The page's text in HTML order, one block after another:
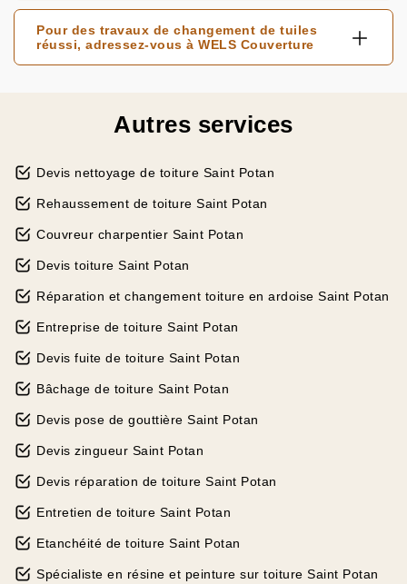
Pour des travaux de changement de tuiles
réussi, adressez-vous à WELS Couverture
Autres services
Devis nettoyage de toiture Saint Potan
Rehaussement de toiture Saint Potan
Couvreur charpentier Saint Potan
Devis toiture Saint Potan
Réparation et changement toiture en ardoise Saint Potan
Entreprise de toiture Saint Potan
Devis fuite de toiture Saint Potan
Bâchage de toiture Saint Potan
Devis pose de gouttière Saint Potan
Devis zingueur Saint Potan
Devis réparation de toiture Saint Potan
Entretien de toiture Saint Potan
Etanchéité de toiture Saint Potan
Spécialiste en résine et peinture sur toiture Saint Potan